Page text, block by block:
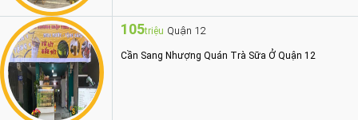
105triệu Quận 12
Cần Sang Nhượng Quán Trà Sữa Ở Quận 12